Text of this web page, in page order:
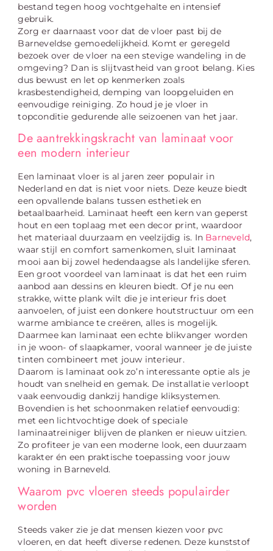
bestand tegen hoog vochtgehalte en intensief
gebruik.
Zorg er daarnaast voor dat de vloer past bij de
Barneveldse gemoedelijkheid. Komt er geregeld
bezoek over de vloer na een stevige wandeling in de
omgeving? Dan is slijtvastheid van groot belang. Kies
dus bewust en let op kenmerken zoals
krasbestendigheid, demping van loopgeluiden en
eenvoudige reiniging. Zo houd je je vloer in
topconditie gedurende alle seizoenen van het jaar.
De aantrekkingskracht van laminaat voor
een modern interieur
Een laminaat vloer is al jaren zeer populair in
Nederland en dat is niet voor niets. Deze keuze biedt
een opvallende balans tussen esthetiek en
betaalbaarheid. Laminaat heeft een kern van geperst
hout en een toplaag met een decor print, waardoor
het materiaal duurzaam en veelzijdig is. In Barneveld,
waar stijl en comfort samenkomen, sluit laminaat
mooi aan bij zowel hedendaagse als landelijke sferen.
Een groot voordeel van laminaat is dat het een ruim
aanbod aan dessins en kleuren biedt. Of je nu een
strakke, witte plank wilt die je interieur fris doet
aanvoelen, of juist een donkere houtstructuur om een
warme ambiance te creëren, alles is mogelijk.
Daarmee kan laminaat een echte blikvanger worden
in je woon- of slaapkamer, vooral wanneer je de juiste
tinten combineert met jouw interieur.
Daarom is laminaat ook zo’n interessante optie als je
houdt van snelheid en gemak. De installatie verloopt
vaak eenvoudig dankzij handige kliksystemen.
Bovendien is het schoonmaken relatief eenvoudig:
met een lichtvochtige doek of speciale
laminaatreiniger blijven de planken er nieuw uitzien.
Zo profiteer je van een moderne look, een duurzaam
karakter én een praktische toepassing voor jouw
woning in Barneveld.
Waarom pvc vloeren steeds populairder
worden
Steeds vaker zie je dat mensen kiezen voor pvc
vloeren, en dat heeft diverse redenen. Deze kunststof